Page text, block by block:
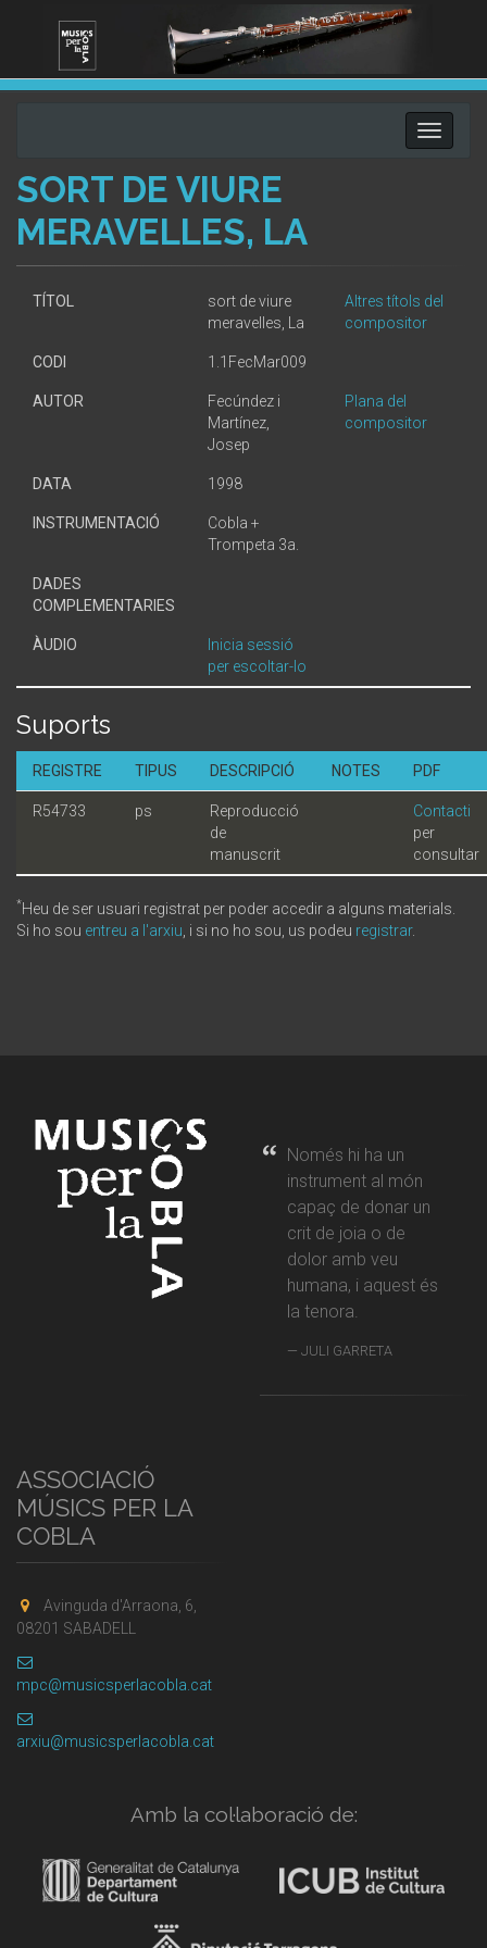
Toggle
SORT DE VIURE
MERAVELLES, LA
TÍTOL
sort de viure
meravelles, La
Altres títols del
compositor
CODI 1.1FecMar009
AUTOR
Fecúndez i
Martínez,
Josep
Plana del
compositor
DATA 1998
INSTRUMENTACIÓ
Cobla +
Trompeta 3a.
DADES
COMPLEMENTARIES
ÀUDIO
Inicia sessió
per escoltar-lo
Suports
REGISTRE TIPUS DESCRIPCIÓ NOTES PDF
R54733 ps
Reproducció
de
manuscrit
Contacti
per
consultar
*Heu de ser usuari registrat per poder accedir a alguns materials.
Si ho sou entreu a l'arxiu , i si no ho sou, us podeu registrar.
Només hi ha un
instrument al món
capaç de donar un
crit de joia o de
dolor amb veu
humana, i aquest és
la tenora.
JULI GARRETA
ASSOCIACIÓ
MÚSICS PER LA
COBLA
Avinguda d'Arraona, 6,
08201 SABADELL
mpc@musicsperlacobla.cat
arxiu@musicsperlacobla.cat
Amb la col·laboració de: